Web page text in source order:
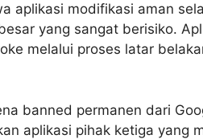
aplikasi modifikasi aman
yang sangat berisiko.
melalui proses latar
banned permanen dari
aplikasi pihak ketiga yang